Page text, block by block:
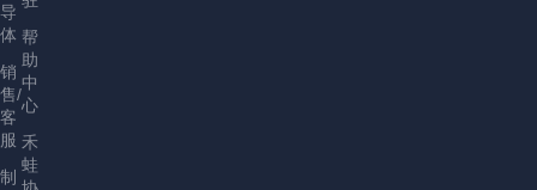
导
体
销
售/
客
服
制
帮
助
中
心
禾
蛙